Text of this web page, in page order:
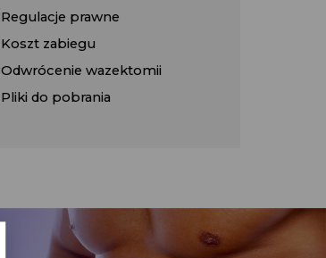
Regulacje prawne
Koszt zabiegu
Odwrócenie wazektomii
Pliki do pobrania